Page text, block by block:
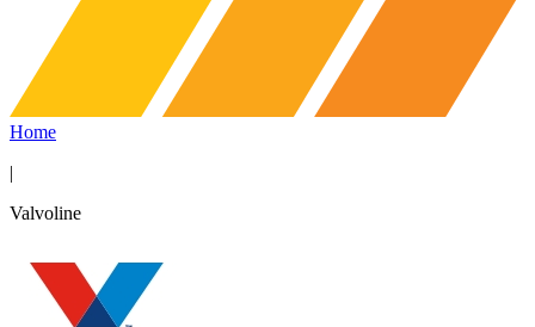
Home
|
Valvoline